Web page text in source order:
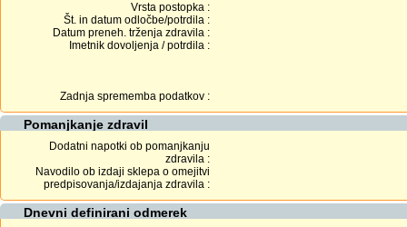
Vrsta postopka :
Št. in datum odločbe/potrdila :
Datum preneh. trženja zdravila :
Imetnik dovoljenja / potrdila :
Zadnja sprememba podatkov :
Pomanjkanje zdravil
Dodatni napotki ob pomanjkanju
zdravila :
Navodilo ob izdaji sklepa o omejitvi
predpisovanja/izdajanja zdravila :
Dnevni definirani odmerek